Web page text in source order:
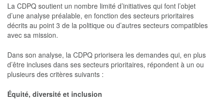
La CDPQ soutient un nombre limité d’initiatives qui font l’objet
d’une analyse préalable, en fonction des secteurs prioritaires
décrits au point 3 de la politique ou d’autres secteurs compatibles
avec sa mission.
Dans son analyse, la CDPQ priorisera les demandes qui, en plus
d’être incluses dans ses secteurs prioritaires, répondent à un ou
plusieurs des critères suivants :
Équité, diversité et inclusion